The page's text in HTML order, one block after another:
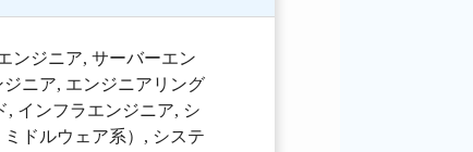
ンジニア, サーバーエン
ジニア, エンジニアリング
, インフラエンジニア, シ
ドルウェア系） , システ